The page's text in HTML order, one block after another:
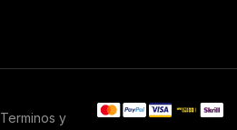
Terminos y